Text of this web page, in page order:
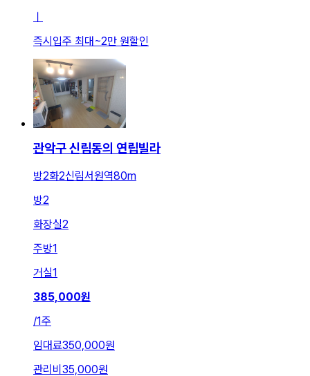
ㅣ
즉시입주 최대~2만 원할인
관악구 신림동의 연립빌라
방2화2신림서원역80m
방2
화장실2
주방1
거실1
385,000원
/1주
임대료350,000원
관리비 35,000원